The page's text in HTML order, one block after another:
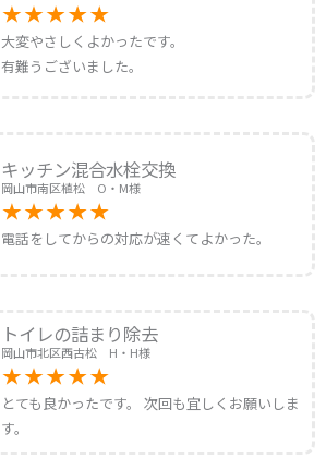
大変やさしくよかったです。
有難うございました。
キッチン混合水栓交換
岡山市南区植松 O・M様
電話をしてからの対応が速くてよかった。
トイレの詰まり除去
岡山市北区西古松 H・H様
とても良かったです。 次回も宜しくお願いしま
す。